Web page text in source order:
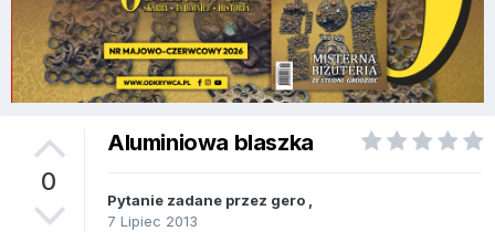
0
Aluminiowa blaszka
Pytanie zadane przez gero
7 Lipiec 2013